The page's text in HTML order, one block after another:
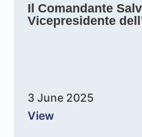
Il Comandante
Vicepresidente
3 June 2025
View